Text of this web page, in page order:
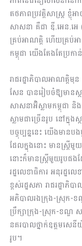
តថភាព​ប្រវត្តិសាស្ត្រ ខ្
សាសនា គឺជា ឌី.អេន.អ
គ្រប់អាណត្តិ ហើយ​គ្រប់​អ
កម្ពុជា យើង​តែងតែប្រក
រាជរដ្ឋាភិបាលអាណត្តិ
សែន បានរៀបចំឱ្យមាន
សាសនាអ៊ិស្លាមកម្ពុជា
ស្លាមជាច្រើនរូប នៅក្នុ
បច្ចុប្បន្ននេះ យើងមាន
ដែលក្នុងនោះ មានស្ត្រីមួ
នោះក៏មានស្ត្រីមួយរូបផង
រដ្ឋលេខាធិការ អនុរដ្ឋល
ខ្ពស់រដ្ឋសភា រាជរដ្ឋា
អភិបាលរងក្រុង-ស្រុក-ខ
ប្រឹក្សាក្រុង-ស្រុក-ខណ្ឌ
នគរបាលថ្នាក់ឧត្តមសេនី​​
រូប។